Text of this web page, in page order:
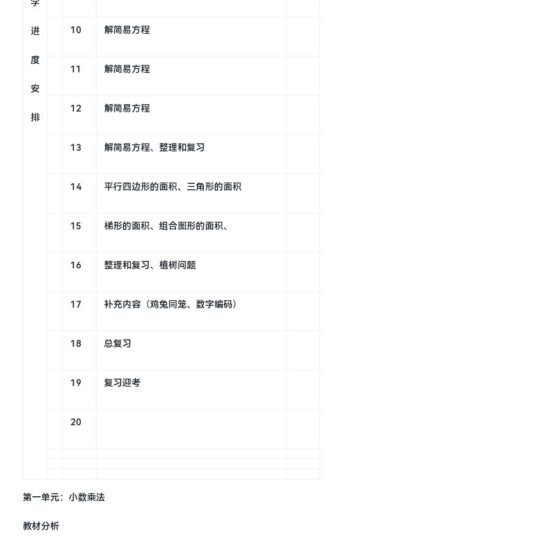
学
进
度
安
排
10 解简易方程
11 解简易方程
12 解简易方程
13 解简易方程、整理和复习
14 平行四边形的面积、三角形的面积
15 梯形的面积、组合图形的面积、
16 整理和复习、植树问题
17 补充内容（鸡兔同笼、数字编码）
18 总复习
19 复习迎考
20
第一单元：小数乘法
教材分析